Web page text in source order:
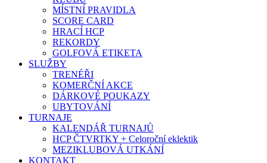
MÍSTNÍ PRAVIDLA
SCORE CARD
HRACÍ HCP
REKORDY
GOLFOVÁ ETIKETA
SLUŽBY
TRENÉŘI
KOMERČNÍ AKCE
DÁRKOVÉ POUKAZY
UBYTOVÁNÍ
TURNAJE
KALENDÁŘ TURNAJŮ
HCP ČTVRTKY + Celoroční eklektik
MEZIKLUBOVÁ UTKÁNÍ
KONTAKT